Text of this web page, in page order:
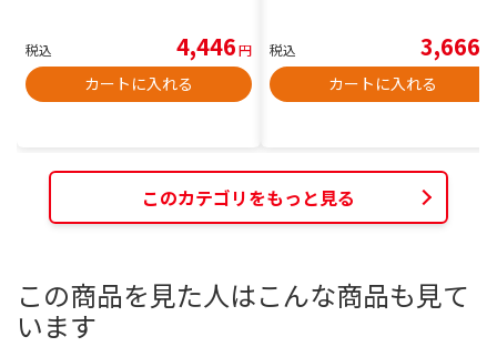
税込 4,446円
カートに入れる
税込 3,666
カートに入れる
このカテゴリをもっと見る
この商品を見た人はこんな商品も見て
います